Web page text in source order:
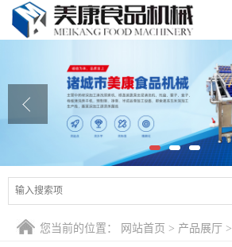
公司介绍
公司动态
产品展厅
联系我们
您当前的位置： 网站首页 > 产品展厅 >